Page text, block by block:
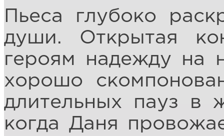
Пьеса глубоко
души. Открытая
героям надежду на
хорошо
длительных пауз в
когда Даня